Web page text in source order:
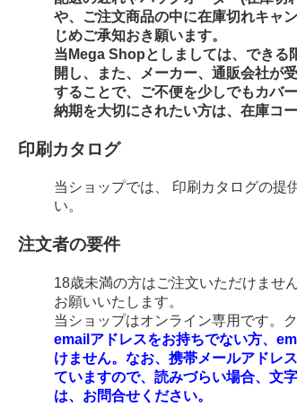
や、ご注文商品の中に在庫切れキャ
じめご承知おき願います。
当Mega Shopとしましては、できる
開し、また、メーカー、通販会社が
することで、ご不便を少しでもカバ
納期を大切にされたい方は、在庫コ
印刷カタログ
当ショップでは、 印刷カタログの提
い。
注文者の要件
18歳未満の方はご注文いただけませ
お願いいたします。
当ショップはオンライン専用です。
emailアドレスをお持ちでない方、
けません。なお、携帯メールアドレ
ていますので、読みづらい場合、文
は、お問合せください。